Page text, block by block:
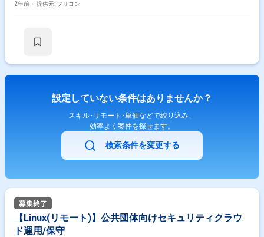
2年前・ 提供元: フリコン
設定していない条件はありませんか？
スキル･リモート･単価などで絞り込み、
効率よく案件を探せます。
検索条件を変更する
【Linux(リモート)】公共団体向けセキュリティクラウ
ド運用/保守